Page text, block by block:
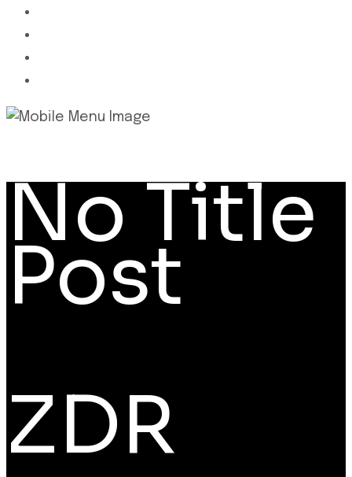
No Title
Post
ZDR